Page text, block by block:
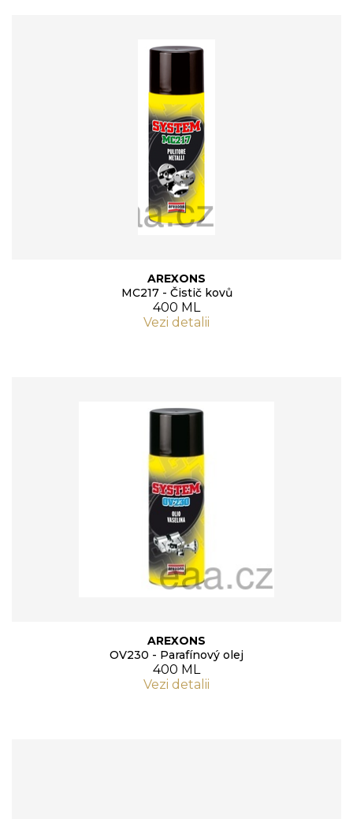
AREXONS
MC217 - Čistič kovů
400 ML
Vezi detalii
AREXONS
OV230 - Parafínový olej
400 ML
Vezi detalii